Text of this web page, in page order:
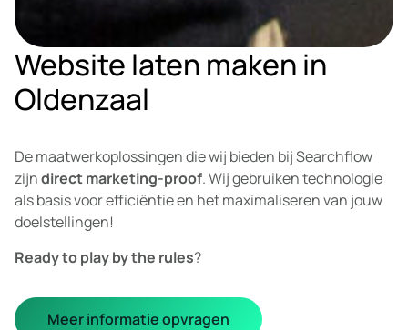
Website laten maken in
Oldenzaal
De maatwerkoplossingen die wij bieden bij Searchflow
zijndirect marketing-proof. Wij gebruiken technologie
als basis voor efficiëntie en het maximaliseren van jouw
doelstellingen!
Ready to play by the rules?
Meer informatie opvragen